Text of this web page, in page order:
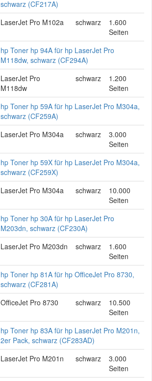
schwarz (CF217A)
LaserJet Pro M102a
schwarz
1.600
Seiten
hp Toner hp 94A für hp LaserJet Pro
M118dw, schwarz (CF294A)
LaserJet Pro
M118dw
schwarz
1.200
Seiten
hp Toner hp 59A für hp LaserJet Pro M304a,
schwarz (CF259A)
LaserJet Pro M304a
schwarz
3.000
Seiten
hp Toner hp 59X für hp LaserJet Pro M304a,
schwarz (CF259X)
LaserJet Pro M304a
schwarz
10.000
Seiten
hp Toner hp 30A für hp LaserJet Pro
M203dn, schwarz (CF230A)
LaserJet Pro M203dn
schwarz
1.600
Seiten
hp Toner hp 81A für hp OfficeJet Pro 8730,
schwarz (CF281A)
OfficeJet Pro 8730
schwarz
10.500
Seiten
hp Toner hp 83A für hp LaserJet Pro M201n,
2er Pack, schwarz (CF283AD)
LaserJet Pro M201n
schwarz
3.000
Seiten